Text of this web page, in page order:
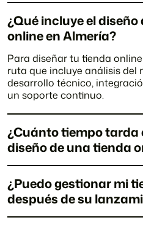
¿Qué incluye el
online en Almería?
Para diseñar tu tienda
ruta que incluye análisis del
desarrollo técnico,
un soporte continuo.
¿Cuánto tiempo tarda
diseño de una tienda
¿Puedo gestionar mi
después de su